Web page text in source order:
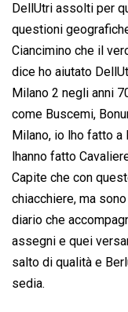
DellUtri assolti per
questioni
Ciancimino che il
dice ho aiutato
Milano 2 negli anni
come Buscemi,
Milano, io lho fatto a
lhanno fatto
Capite che con
chiacchiere, ma
diario che
assegni e quei
salto di qualità e
sedia.